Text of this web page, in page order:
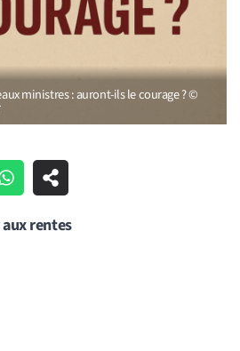
ministres : auront-ils le courage ? ©
rentes